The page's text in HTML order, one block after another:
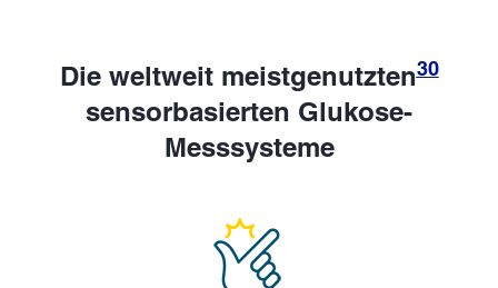
Die weltweit meistgenutzten30
sensorbasierten Glukose-
Messsysteme